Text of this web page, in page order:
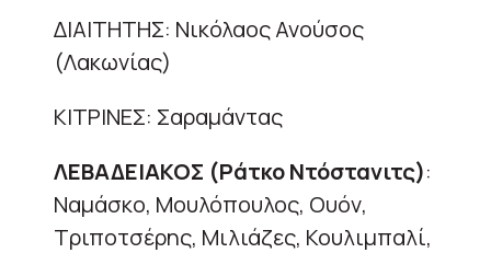
ΔΙΑΙΤΗΤΗΣ: Νικόλαος Ανούσος
(Λακωνίας)
ΚΙΤΡΙΝΕΣ: Σαραμάντας
ΛΕΒΑΔΕΙΑΚΟΣ (Ράτκο Ντόστανιτς):
Ναμάσκο, Μουλόπουλος, Ουόν,
Τριποτσέρης, Μιλιάζες, Κουλιμπαλί,